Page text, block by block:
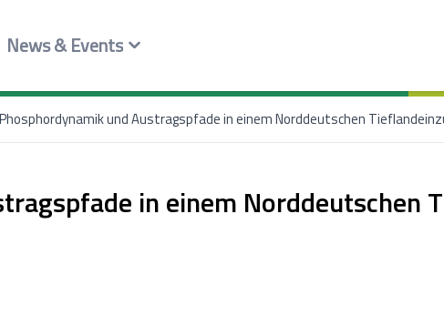
News & Events
Phosphordynamik und Austragspfade in einem Norddeutschen
in einem Norddeutschen